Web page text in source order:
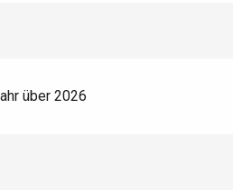
über 2026